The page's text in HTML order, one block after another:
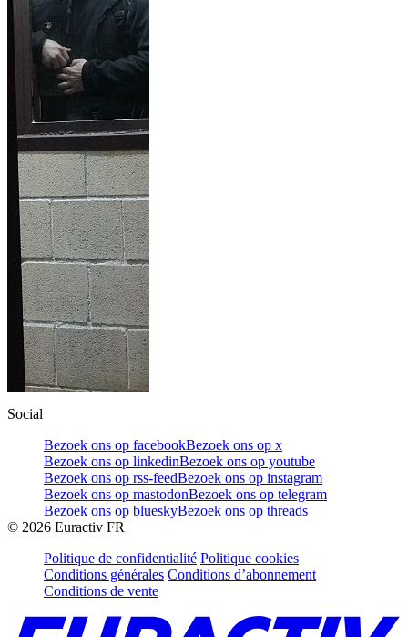
Social
Bezoek ons op facebookBezoek ons op x
Bezoek ons op linkedinBezoek ons op youtube
Bezoek ons op rss-feedBezoek ons op instagram
Bezoek ons op mastodonBezoek ons op telegram
Bezoek ons op blueskyBezoek ons op threads
© 2026 Euractiv FR
Politique de confidentialité Politique cookies
Conditions générales Conditions d’abonnement
Conditions de vente